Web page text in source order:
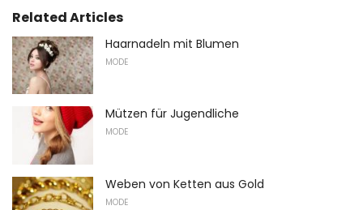
Related Articles
Haarnadeln mit Blumen
MODE
Mützen für Jugendliche
MODE
Weben von Ketten aus Gold
MODE